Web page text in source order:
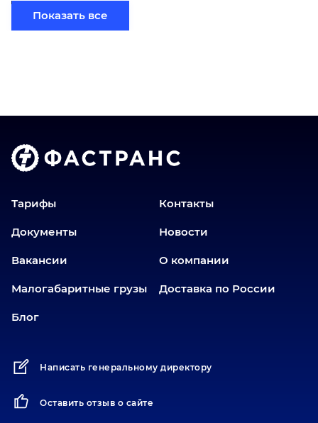
Березники
Бийск
Волгоград
Екатеринбург
Еткуль
Златоуст
Иваново
Иркутск
Калининград
Карабаш
Карасук
Показать все
Тарифы Контакты
Документы Новости
Вакансии О компании
Малогабаритные грузы Доставка по России
Блог
Написать генеральному директору
Оставить отзыв о сайте